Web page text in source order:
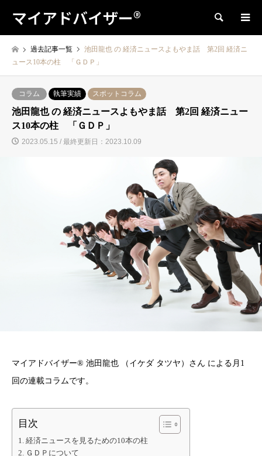
マイアドバイザー® 検索
過去記事一覧
池田龍也 の 経済ニュースよもやま話 第2回 経済ニ
ュース10本の柱 「ＧＤＰ」
コラム 執筆実績 スポットコラム
池田龍也 の 経済ニュースよもやま話 第2回 経済ニュー
ス10本の柱 「ＧＤＰ」
2023.05.15 / 最終更新日：2023.10.09
マイアドバイザー® 池田龍也 （イケダ タツヤ）さん による月1
回の連載コラムです。
目次
経済ニュースを見るための10本の柱
ＧＤＰについて